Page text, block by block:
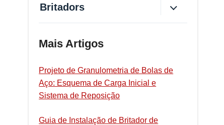
Britadors
Mais Artigos
Projeto de Granulometria de Bolas de
Aço: Esquema de Carga Inicial e
Sistema de Reposição
Guia de Instalação de Britador de